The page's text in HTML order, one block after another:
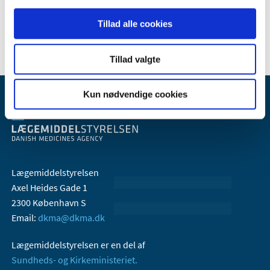
Tillad alle cookies
Tillad valgte
Kun nødvendige cookies
Lægemiddelstyrelsen
Axel Heides Gade 1
2300 København S
Email: dkma@dkma.dk
Lægemiddelstyrelsen er en del af
Sundheds- og Kirkeministeriet.